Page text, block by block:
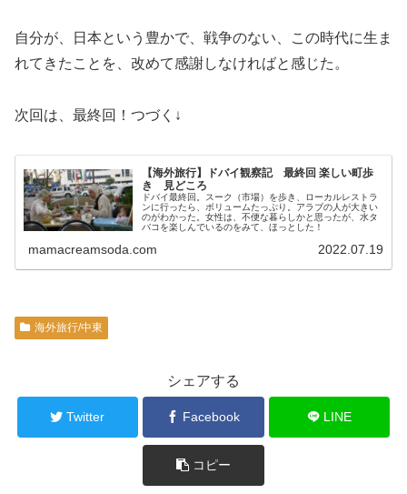
自分が、日本という豊かで、戦争のない、この時代に生ま
れてきたことを、改めて感謝しなければと感じた。
次回は、最終回！つづく↓
【海外旅行】ドバイ観察記 最終回 楽しい町歩
き 見どころ
ドバイ最終回。スーク（市場）を歩き、ローカルレストラ
ンに行ったら、ボリュームたっぷり。アラブの人が大きい
のがわかった。女性は、不便な暮らしかと思ったが、水タ
バコを楽しんでいるのをみて、ほっとした！
mamacreamsoda.com 2022.07.19
海外旅行/中東
シェアする
Twitter Facebook LINE
コピー